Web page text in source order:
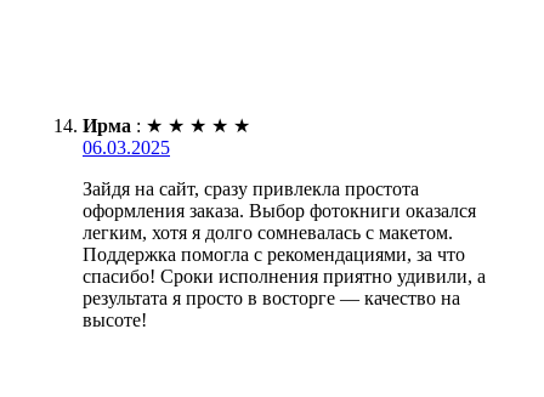
Ирма : ★ ★ ★ ★ ★
06.03.2025
Зайдя на сайт, сразу привлекла простота
оформления заказа. Выбор фотокниги оказался
легким, хотя я долго сомневалась с макетом.
Поддержка помогла с рекомендациями, за что
спасибо! Сроки исполнения приятно удивили, а
результата я просто в восторге — качество на
высоте!